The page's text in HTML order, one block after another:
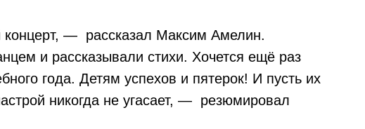
— рассказал Максим Амелин.
и рассказывали стихи. Хочется ещё раз
года. Детям успехов и пятерок! И пусть их
никогда не угасает, — резюмировал